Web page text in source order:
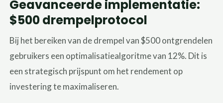
Geavanceerde implementatie:
$500 drempelprotocol
Bij het bereiken van de drempel van $500 ontgrendelen
gebruikers een optimalisatiealgoritme van 12%. Dit is
een strategisch prijspunt om het rendement op
investering te maximaliseren.